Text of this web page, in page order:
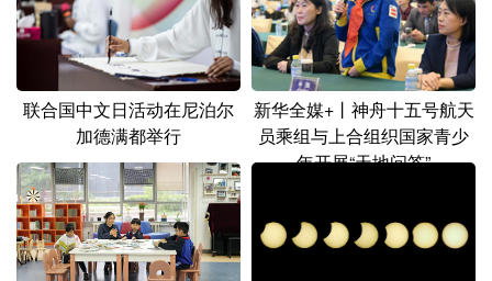
联合国中文日活动在尼泊尔
加德满都举行
新华全媒+丨神舟十五号航天
员乘组与上合组织国家青少
年开展“天地问答”